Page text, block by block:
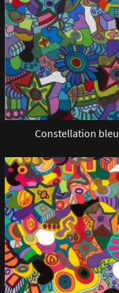
Constellation